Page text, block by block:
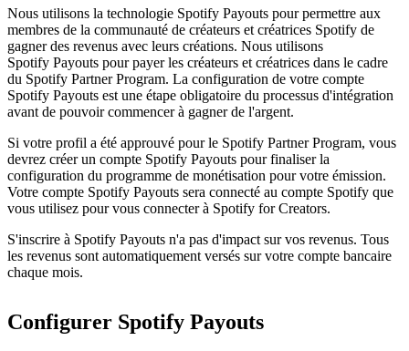
Nous utilisons la technologie Spotify Payouts pour permettre aux
membres de la communauté de créateurs et créatrices Spotify de
gagner des revenus avec leurs créations. Nous utilisons
Spotify Payouts pour payer les créateurs et créatrices dans le cadre
du Spotify Partner Program. La configuration de votre compte
Spotify Payouts est une étape obligatoire du processus d'intégration
avant de pouvoir commencer à gagner de l'argent.
Si votre profil a été approuvé pour le Spotify Partner Program, vous
devrez créer un compte Spotify Payouts pour finaliser la
configuration du programme de monétisation pour votre émission.
Votre compte Spotify Payouts sera connecté au compte Spotify que
vous utilisez pour vous connecter à Spotify for Creators.
S'inscrire à Spotify Payouts n'a pas d'impact sur vos revenus. Tous
les revenus sont automatiquement versés sur votre compte bancaire
chaque mois.
Configurer Spotify Payouts